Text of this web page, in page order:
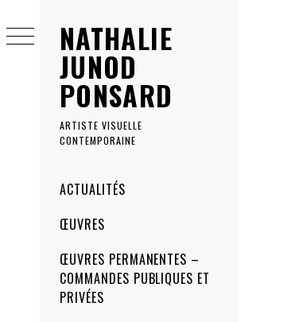
NATHALIE
JUNOD
PONSARD
ARTISTE VISUELLE
CONTEMPORAINE
MenuACTUALITÉS
ŒUVRES
ŒUVRES PERMANENTES –
COMMANDES PUBLIQUES ET
PRIVÉES
to
content